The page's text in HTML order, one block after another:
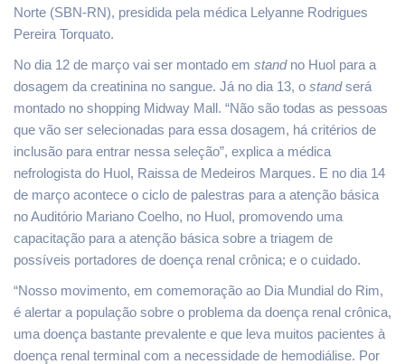
Norte (SBN-RN), presidida pela médica Lelyanne Rodrigues
Pereira Torquato.
No dia 12 de março vai ser montado em standno Huol para a
dosagem da creatinina no sangue. Já no dia 13, o standserá
montado no shopping Midway Mall. “Não são todas as pessoas
que vão ser selecionadas para essa dosagem, há critérios de
inclusão para entrar nessa seleção”, explica a médica
nefrologista do Huol, Raissa de Medeiros Marques. E no dia 14
de março acontece o ciclo de palestras para a atenção básica
no Auditório Mariano Coelho, no Huol, promovendo uma
capacitação para a atenção básica sobre a triagem de
possíveis portadores de doença renal crônica; e o cuidado.
“Nosso movimento, em comemoração ao Dia Mundial do Rim,
é alertar a população sobre o problema da doença renal crônica,
uma doença bastante prevalente e que leva muitos pacientes à
doença renal terminal com a necessidade de hemodiálise. Por